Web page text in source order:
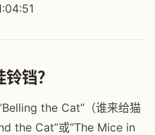
铛？
the Cat”（谁来给猫
the Cat”或“The Mice in